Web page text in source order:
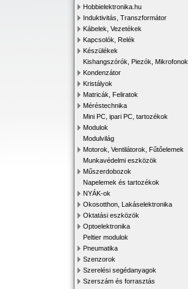
Hobbielektronika.hu
Induktivitás, Transzformátor
Kábelek, Vezetékek
Kapcsolók, Relék
Készülékek
Kishangszórók, Piezók, Mikrofonok
Kondenzátor
Kristályok
Matricák, Feliratok
Méréstechnika
Mini PC, ipari PC, tartozékok
Modulok
Modulvilág
Motorok, Ventilátorok, Fűtőelemek
Munkavédelmi eszközök
Műszerdobozok
Napelemek és tartozékok
NYÁK-ok
Okosotthon, Lakáselektronika
Oktatási eszközök
Optoelektronika
Peltier modulok
Pneumatika
Szenzorok
Szerelési segédanyagok
Szerszám és forrasztás